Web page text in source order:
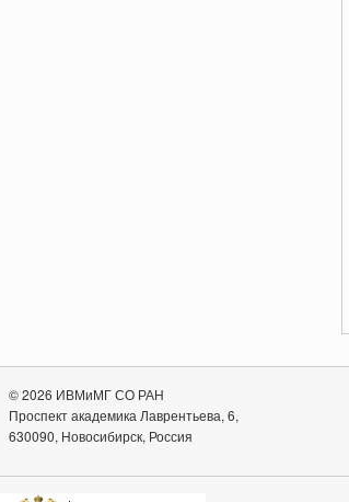
© 2026 ИВМиМГ СО РАН
Проспект академика Лаврентьева, 6,
630090, Новосибирск, Россия